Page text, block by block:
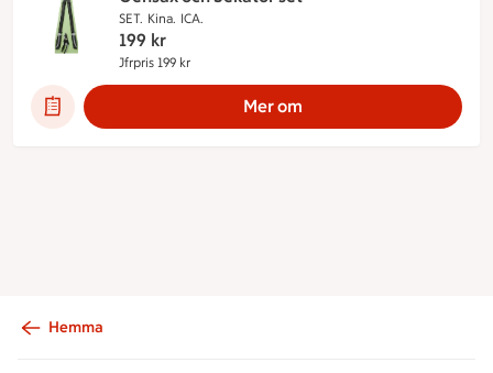
SET. Kina. ICA.
199 kr
Jfrpris 199 kr
Mer om
Hemma